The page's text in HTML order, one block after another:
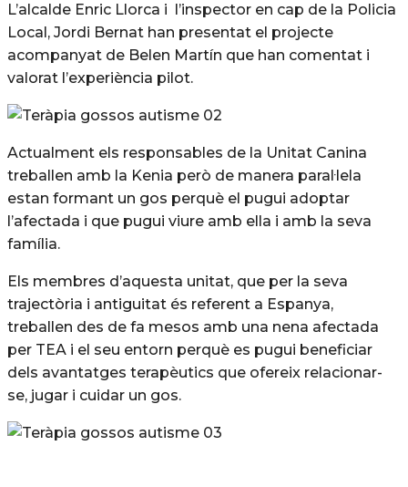
L’alcalde Enric Llorca i l’inspector en cap de la Policia
Local, Jordi Bernat han presentat el projecte
acompanyat de Belen Martín que han comentat i
valorat l’experiència pilot.
Actualment els responsables de la Unitat Canina
treballen amb la Kenia però de manera paral·lela
estan formant un gos perquè el pugui adoptar
l’afectada i que pugui viure amb ella i amb la seva
família.
Els membres d’aquesta unitat, que per la seva
trajectòria i antiguitat és referent a Espanya,
treballen des de fa mesos amb una nena afectada
per TEA i el seu entorn perquè es pugui beneficiar
dels avantatges terapèutics que ofereix relacionar-
se, jugar i cuidar un gos.